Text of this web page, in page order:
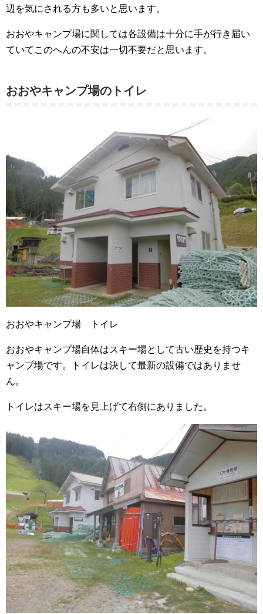
辺を気にされる方も多いと思います。
おおやキャンプ場に関しては各設備は十分に手が行き届い
ていてこのへんの不安は一切不要だと思います。
おおやキャンプ場のトイレ
おおやキャンプ場 トイレ
おおやキャンプ場自体はスキー場として古い歴史を持つキ
ャンプ場です。トイレは決して最新の設備ではありませ
ん。
トイレはスキー場を見上げて右側にありました。